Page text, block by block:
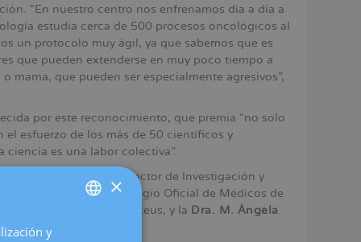
“En nuestro centro nos enfrenamos día a día a
estudia cerca de 500 procesos oncológicos al
un protocolo muy ágil, ya que sabemos que es
que pueden extenderse en muy poco tiempo a
mama, que pueden ser especialmente agresivos”,
por este reconocimiento, que premia “no solo
esfuerzo de los más de 50 científicos y
es una labor colectiva”.
, Vicerector de Investigación y
, vicepresidenta del Colegio Oficial de Médicos de
Universitario Dexeus, y la Dra. M. Àngela
×
y